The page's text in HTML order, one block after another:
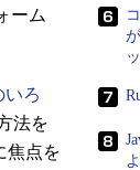
ーム
いろ
法を
焦点を